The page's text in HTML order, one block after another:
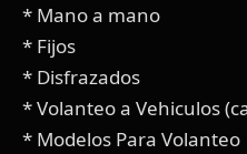
* Mano a mano
* Fijos
* Disfrazados
* Volanteo a Vehiculos
* Modelos Para Volanteo